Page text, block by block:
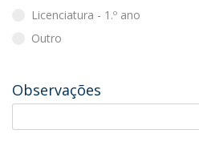
Licenciatura - 1.º ano
Outro
Observações